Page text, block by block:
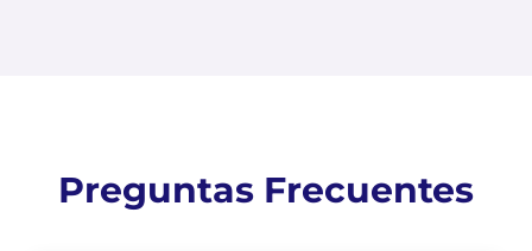
Preguntas Frecuentes